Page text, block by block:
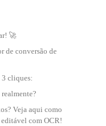
🚀
de conversão de
3 cliques:
Veja aqui como
com OCR!